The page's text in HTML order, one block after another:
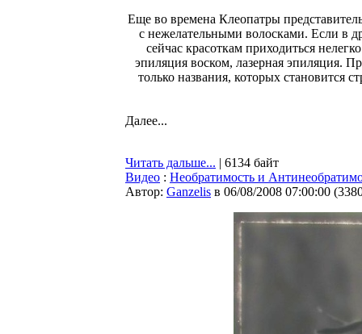
Еще во времена Клеопатры
с нежелательными волосками. Если в
сейчас красоткам приходиться
эпиляция воском, лазерная эпиляция.
только названия, которых становится
Далее...
Читать дальше... | 6134 байт
Видео : Необратимость и
Автор: Ganzelis в 06/08/2008 07:00:00 (